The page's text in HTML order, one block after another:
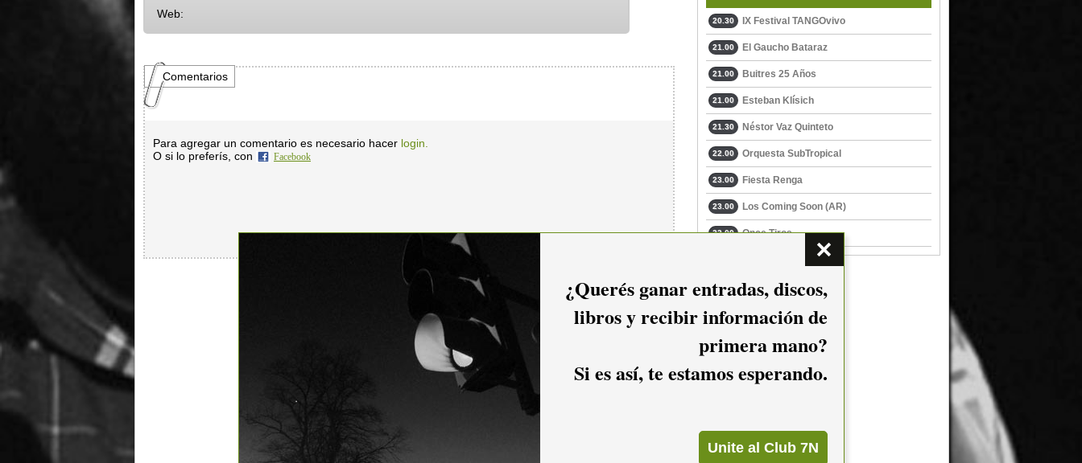
Web:
Comentarios
Para agregar un comentario es necesario hacer login.
O si lo preferís, con
Facebook
20.30 IX Festival TANGOvivo
21.00 El Gaucho Bataraz
21.00 Buitres 25 Años
21.00 Esteban Klísich
21.30 Néstor Vaz Quinteto
22.00 Orquesta SubTropical
23.00 Fiesta Renga
23.00 Los Coming Soon (AR)
23.00 Once Tiros
¿Querés ganar entradas, discos,
libros y recibir información de
primera mano?
Si es así, te estamos esperando.